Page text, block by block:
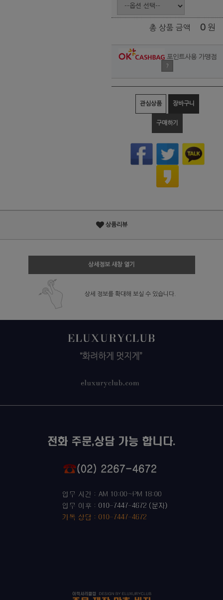
총 상품 금액 0 원
포인트사용 가맹점
?
관심상품 장바구니
구매하기
상품리뷰
상세정보 새창 열기
상세 정보를 확대해 보실 수 있습니다.